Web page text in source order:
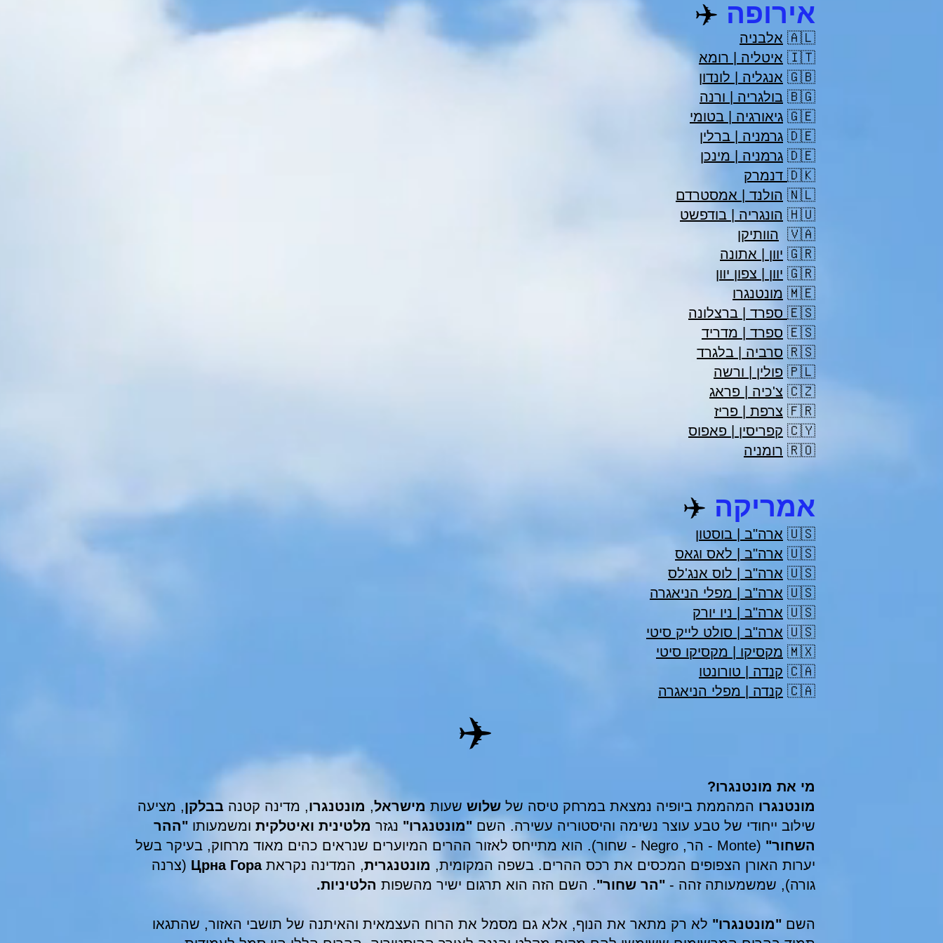
אירופה ✈️
🇦🇱 אלבניה
🇮🇹 איטליה | רומא
🇬🇧 אנגליה | לונדון
🇧🇬 בולגריה | ורנה
🇬🇪 גיאורגיה | בטומי
🇩🇪 גרמניה | ברלין
🇩🇪 גרמניה | מינכן
🇩🇰 דנמרק
🇳🇱 הולנד | אמסטרדם
🇭🇺 הונגריה | בודפשט
🇻🇦
הוותיקן
🇬🇷 יוון | אתונה
🇬🇷 יוון | צפון יוון
🇲🇪 מונטנגרו
🇪🇸 ספרד | ברצלונה
🇪🇸 ספרד | מדריד
🇷🇸 סרביה | בלגרד
🇵🇱 פולין | ורשה
🇨🇿 צ'כיה | פראג
🇫🇷 צרפת | פריז
🇨🇾 קפריסין | פאפוס
🇷🇴 רומניה
אמריקה ✈️
🇺🇸 ארה"ב | בוסטון
🇺🇸 ארה"ב | לאס וגאס
🇺🇸 ארה"ב | לוס אנג'לס
🇺🇸 ארה"ב | מפלי הניאגרה
🇺🇸 ארה"ב | ניו יורק
🇺🇸 ארה"ב | סולט לייק סיטי
🇲🇽 מקסיקו | מקסיקו סיטי
🇨🇦 קנדה | טורונטו
🇨🇦 קנדה | מפלי הניאגרה
✈️
מי את מונטנגרו?
מונטנגרו המהממת ביופיה נמצאת במרחק טיסה של שלוש שעות מישראל, מונטנגרו, מדינה קטנה בבלקן, מציעה
שילוב ייחודי של טבע עוצר נשימה והיסטוריה עשירה. השם "מונטנגרו" נגזר מלטינית ואיטלקית ומשמעותו "ההר
השחור"
(Monte - הר, Negro - שחור). הוא מתייחס לאזור ההרים המיוערים שנראים כהים מאוד מרחוק, בעיקר בשל
יערות האורן הצפופים המכסים את רכס ההרים. בשפה המקומית, מונטנגרית, המדינה נקראתЦрна Гора (צרנה
גורה), שמשמעותה זהה - "הר שחור". השם הזה הוא תרגום ישיר מהשפות הלטיניות.
השם "מונטנגרו" לא רק מתאר את הנוף, אלא גם מסמל את הרוח העצמאית והאיתנה של תושבי האזור, שהתגאו